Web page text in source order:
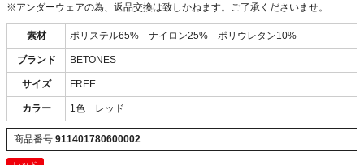
※アンダーウェアの為、返品交換は致しかねます。ご了承くださいませ。
素材 ポリステル65% ナイロン25% ポリウレタン10%
ブランド BETONES
サイズ FREE
カラー 1色 レッド
商品番号 911401780600002